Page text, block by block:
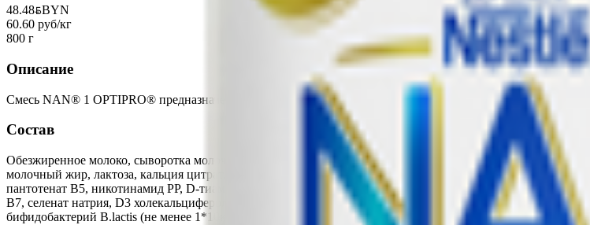
48.48BYNBYN
60.60 руб/кг
800 г
Описание
Смесь NAN® 1 OPTIPRO® предназначена для кормления здоровых детей с рождения в случаях, когда
Состав
Обезжиренное молоко, сыворотка молочная деминерализованная, мальтодекстрин, растительные масла
молочный жир, лактоза, кальция цитрат, эмульгатор (соевый лецитин), калия цитрат, витаминно-
пантотенат В5, никотинамид РР, D-тиамина мононитрат В1, ретинола ацетат А, пиридоксина
В7, селенат натрия, D3 холекальциферол D, цианкобаламин В12, минералы (железа ll сульфат, сульфат
бифидобактерий В.lactis (не менее 1*10кое/г), регулятор кислотности (калия гидроксид)